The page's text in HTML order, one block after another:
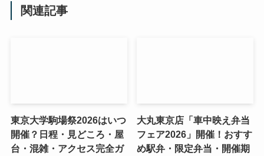
関連記事
東京大学駒場祭2026はいつ
開催？日程・見どころ・屋
台・混雑・アクセス完全ガ
大丸東京店「車中映え弁当
フェア2026」開催！おすす
め駅弁・限定弁当・開催期